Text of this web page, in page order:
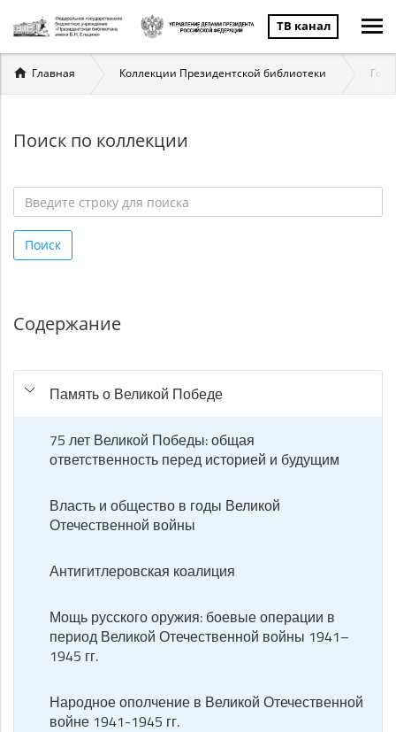
ТВ канал
Вы
здесь
Главная Коллекции Президентской библиотеки
Поиск по коллекции
строку
для
Поиск
Содержание
Память о Великой Победе
75 лет Великой Победы: общая
ответственность перед историей и будущим
Власть и общество в годы Великой
Отечественной войны
Антигитлеровская коалиция
Мощь русского оружия: боевые операции в
период Великой Отечественной войны 1941–
1945 гг.
Народное ополчение в Великой Отечественной
войне 1941-1945 гг.